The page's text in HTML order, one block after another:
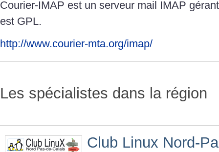
Courier-IMAP est un serveur mail IMAP
est GPL.
http://www.courier-mta.org/imap/
Les spécialistes dans la région
Club Linux Nord-